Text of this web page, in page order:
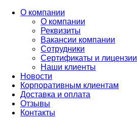
О компании
О компании
Реквизиты
Вакансии компании
Сотрудники
Сертификаты и лицензии
Наши клиенты
Новости
Корпоративным клиентам
Доставка и оплата
Отзывы
Контакты